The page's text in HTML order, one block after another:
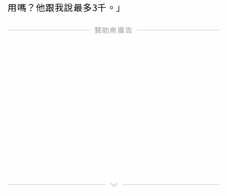
用嗎？他跟我說最多3千。」